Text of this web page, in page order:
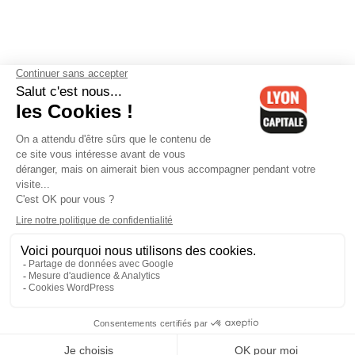
Contactez-nous-Mentions légales-CGV-Politique de
confidentialité-Gestion des cookies
Cedex 06